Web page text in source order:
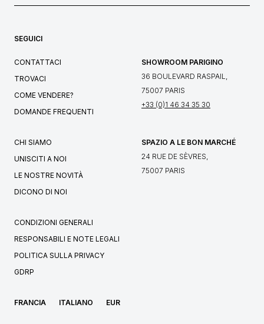
SEGUICI
CONTATTACI
TROVACI
COME VENDERE?
DOMANDE FREQUENTI
SHOWROOM PARIGINO
36 BOULEVARD RASPAIL,
75007 PARIS
+33 (0)1 46 34 35 30
CHI SIAMO
UNISCITI A NOI
LE NOSTRE NOVITÀ
DICONO DI NOI
SPAZIO A LE BON MARCHÉ
24 RUE DE SÈVRES,
75007 PARIS
CONDIZIONI GENERALI
RESPONSABILI E NOTE LEGALI
POLITICA SULLA PRIVACY
GDRP
FRANCIA ITALIANO EUR